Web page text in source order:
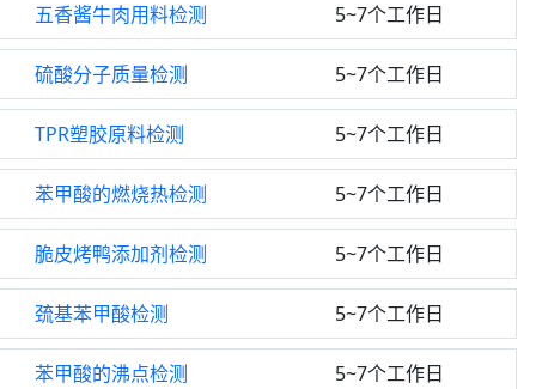
五香酱牛肉用料检测 5~7个工作日
硫酸分子质量检测 5~7个工作日
TPR塑胶原料检测 5~7个工作日
苯甲酸的燃烧热检测 5~7个工作日
脆皮烤鸭添加剂检测 5~7个工作日
巯基苯甲酸检测 5~7个工作日
苯甲酸的沸点检测 5~7个工作日